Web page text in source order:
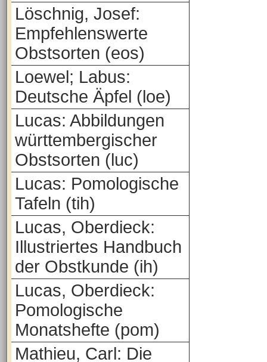
Löschnig, Josef:
Empfehlenswerte
Obstsorten (eos)
Loewel; Labus:
Deutsche Äpfel (loe)
Lucas: Abbildungen
württembergischer
Obstsorten (luc)
Lucas: Pomologische
Tafeln (tih)
Lucas, Oberdieck:
Illustriertes Handbuch
der Obstkunde (ih)
Lucas, Oberdieck:
Pomologische
Monatshefte (pom)
Mathieu, Carl: Die